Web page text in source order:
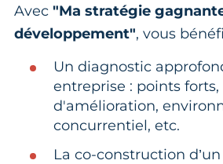
Avec "Ma stratégie
développement", vous
Un diagnostic
entreprise : points forts,
d'amélioration,
concurrentiel, etc.
La co-construction